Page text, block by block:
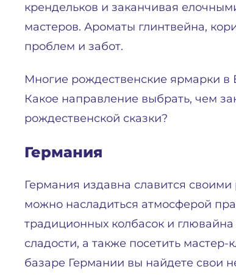
крендельков и заканчивая
мастеров. Ароматы глинтвейна,
проблем и забот.
Многие рождественские ярмарки
Какое направление выбрать, чем
рождественской сказки?
Германия
Германия издавна славится
можно насладиться атмосферой
традиционных колбасок и
сладости, а также посетить
базаре Германии вы найдете свои